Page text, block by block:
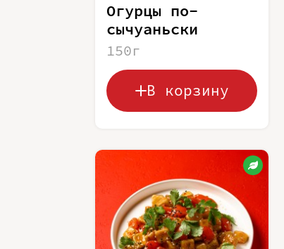
Огурцы по-
сычуаньски
150г
В корзину